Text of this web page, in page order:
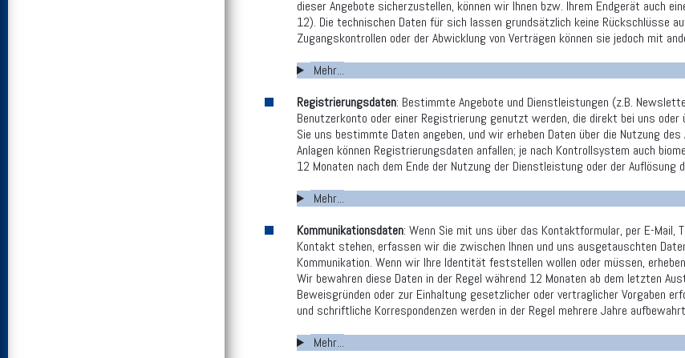
dieser Angebote sicherzustellen, können wir Ihnen bzw. Ihrem Endgerät auch
12). Die technischen Daten für sich lassen grundsätzlich keine Rückschlüsse
Zugangskontrollen oder der Abwicklung von Verträgen können sie jedoch mit
Mehr...
Registrierungsdaten: Bestimmte Angebote und Dienstleistungen (z.B.
Benutzerkonto oder einer Registrierung genutzt werden, die direkt bei uns
Sie uns bestimmte Daten angeben, und wir erheben Daten über die Nutzung
Anlagen können Registrierungsdaten anfallen; je nach Kontrollsystem auch
12 Monaten nach dem Ende der Nutzung der Dienstleistung oder der Auflösung
Mehr...
Kommunikationsdaten: Wenn Sie mit uns über das Kontaktformular, per E-
Kontakt stehen, erfassen wir die zwischen Ihnen und uns ausgetauschten
Kommunikation. Wenn wir Ihre Identität feststellen wollen oder müssen,
Wir bewahren diese Daten in der Regel während 12 Monaten ab dem letzten
Beweisgründen oder zur Einhaltung gesetzlicher oder vertraglicher Vorgaben
und schriftliche Korrespondenzen werden in der Regel mehrere Jahre
Mehr...